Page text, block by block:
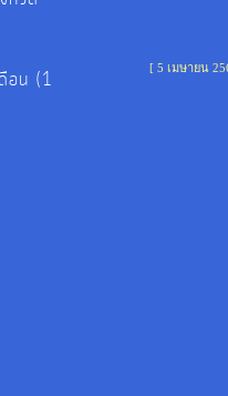
อน (1
[ 5 เมษายน